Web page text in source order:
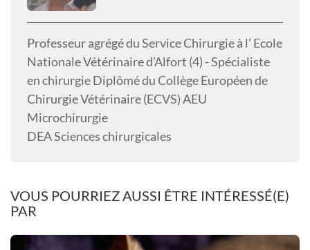
Professeur agrégé du Service Chirurgie à l’ Ecole
Nationale Vétérinaire d’Alfort (4) - Spécialiste
en chirurgie Diplômé du Collège Européen de
Chirurgie Vétérinaire (ECVS) AEU
Microchirurgie
DEA Sciences chirurgicales
VOUS POURRIEZ AUSSI ÊTRE INTÉRESSÉ(E)
PAR